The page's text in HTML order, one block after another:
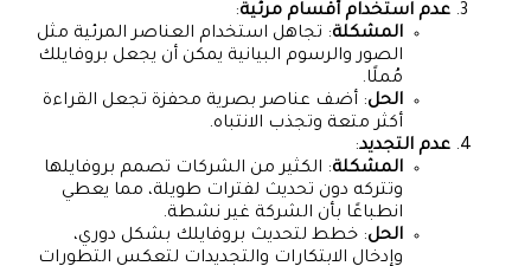
عدم استخدام أقسام مرئية:
المشكلة: تجاهل استخدام العناصر المرئية مثل
الصور والرسوم البيانية يمكن أن يجعل بروفايلك
مُملًا.
الحل: أضف عناصر بصرية محفزة تجعل القراءة
أكثر متعة وتجذب الانتباه.
عدم التجديد:
المشكلة: الكثير من الشركات تصمم بروفايلها
وتتركه دون تحديث لفترات طويلة، مما يعطي
انطباعًا بأن الشركة غير نشطة.
الحل: خطط لتحديث بروفايلك بشكل دوري،
وإدخال الابتكارات والتجديدات لتعكس التطورات